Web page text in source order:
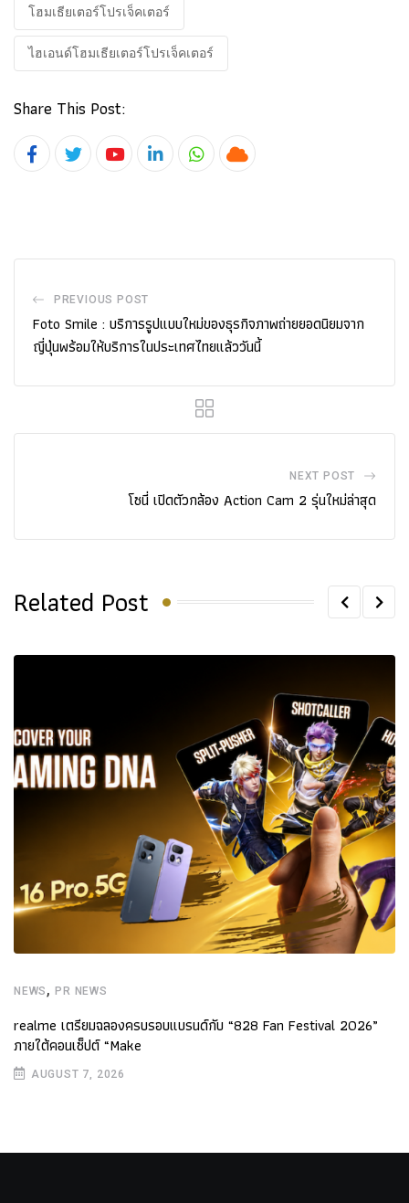
โฮมเธียเตอร์โปรเจ็คเตอร์
ไฮเอนด์โฮมเธียเตอร์โปรเจ็คเตอร์
Share This Post:
YoutubeLinkedInWhatsapp
Cloud
PREVIOUS POST
Foto Smile : บริการรูปแบบใหม่ของธุรกิจภาพถ่ายยอดนิยมจาก
ญี่ปุ่นพร้อมให้บริการในประเทศไทยแล้ววันนี้
NEXT POST
โซนี่ เปิดตัวกล้อง Action Cam 2 รุ่นใหม่ล่าสุด
Related Post
NEWS ,PR NEWS
realme เตรียมฉลองครบรอบแบรนด์กับ “828 Fan Festival 2026”
ภายใต้คอนเซ็ปต์ “Make
AUGUST 7, 2026